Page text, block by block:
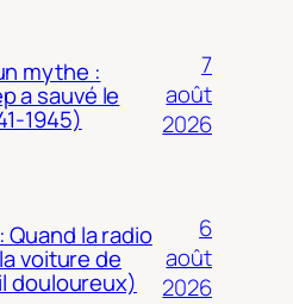
mythe :
a sauvé le
1945)
7
août
2026
Quand la radio
voiture de
douloureux)
6
août
2026